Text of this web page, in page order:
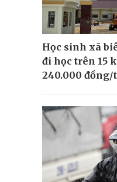
Học sinh xã
đi học trên 15
240.000